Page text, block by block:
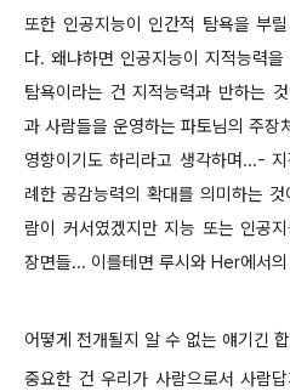
또한 인공지능이 인간적 탐욕을 부
다. 왜냐하면 인공지능이 지적능력
탐욕이라는 건 지적능력과 반하는
과 사람들을 운영하는 파토님의 주
영향이기도 하리라고 생각하며...-
례한 공감능력의 확대를 의미하는
람이 커서였겠지만 지능 또는 인공
장면들... 이를테면 루시와 Her에서
어떻게 전개될지 알 수 없는 얘기긴
중요한 건 우리가 사람으로서 사람